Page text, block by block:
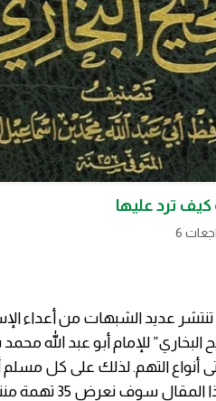
تنتشر عديد الشبهات من أعداء
للإمام أبو عبد الله
أنواع التهم. لذلك على كل مسلم
هذه التهم و الشبهات ,